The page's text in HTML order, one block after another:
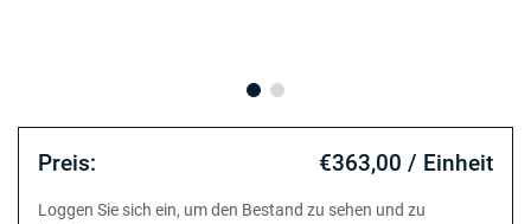
Preis: €363,00 / Einheit
Loggen Sie sich ein, um den Bestand zu sehen und zu